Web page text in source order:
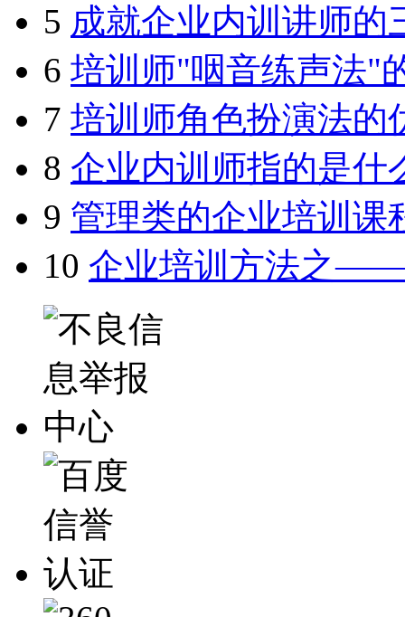
5 成就企业内训讲师的
6 培训师"咽音练声法"
7 培训师角色扮演法的
8 企业内训师指的是什
9 管理类的企业培训课
10 企业培训方法之